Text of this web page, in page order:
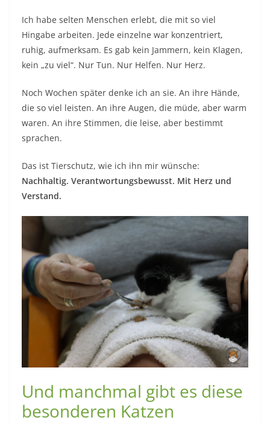
Ich habe selten Menschen erlebt, die mit so viel
Hingabe arbeiten. Jede einzelne war konzentriert,
ruhig, aufmerksam. Es gab kein Jammern, kein Klagen,
kein „zu viel“. Nur Tun. Nur Helfen. Nur Herz.
Noch Wochen später denke ich an sie. An ihre Hände,
die so viel leisten. An ihre Augen, die müde, aber warm
waren. An ihre Stimmen, die leise, aber bestimmt
sprachen.
Das ist Tierschutz, wie ich ihn mir wünsche:
Nachhaltig. Verantwortungsbewusst. Mit Herz und
Verstand.
Und manchmal gibt es diese
besonderen Katzen